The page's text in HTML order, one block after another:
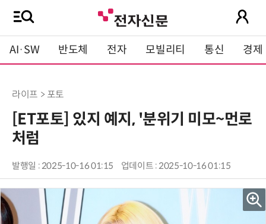
AI·SW 반도체 전자 모빌리티 통신 경제
라이프 > 포토
[ET포토] 있지 예지, '분위기 미모~먼로
처럼
발행일 : 2025-10-16 01:15 업데이트 : 2025-10-16 01:15